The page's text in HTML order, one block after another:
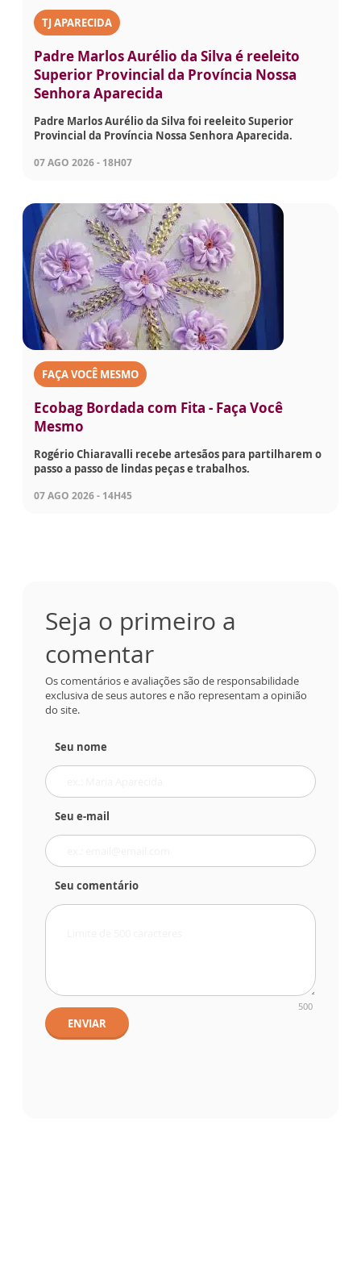
TJ APARECIDA
Padre Marlos Aurélio da Silva é reeleito
Superior Provincial da Província Nossa
Senhora Aparecida
Padre Marlos Aurélio da Silva foi reeleito Superior
Provincial da Província Nossa Senhora Aparecida.
07 AGO 2026 - 18H07
FAÇA VOCÊ MESMO
Ecobag Bordada com Fita - Faça Você
Mesmo
Rogério Chiaravalli recebe artesãos para partilharem o
passo a passo de lindas peças e trabalhos.
07 AGO 2026 - 14H45
Seja o primeiro a
comentar
Os comentários e avaliações são de responsabilidade
exclusiva de seus autores e não representam a opinião
do site.
Seu nome
Seu e-mail
Seu comentário
500
ENVIAR